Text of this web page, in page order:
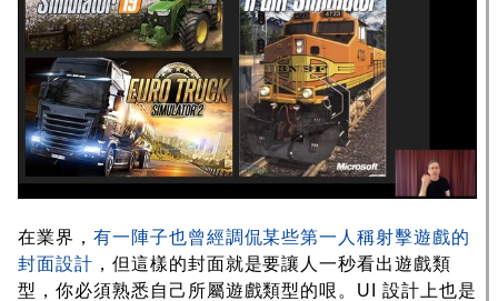
在業界， 有一陣子也曾經調侃某些第一人稱射擊遊戲的
封面設計 ，但這樣的封面就是要讓人一秒看出遊戲類
型，你必須熟悉自己所屬遊戲類型的哏。UI 設計上也是